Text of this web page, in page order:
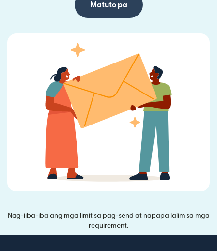
Matuto pa
Nag-iiba-iba ang mga limit sa pag-send at napapailalim sa mga
requirement.